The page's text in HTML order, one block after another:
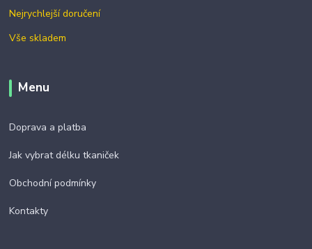
Nejrychlejší doručení
Vše skladem
Menu
Doprava a platba
Jak vybrat délku tkaniček
Obchodní podmínky
Kontakty